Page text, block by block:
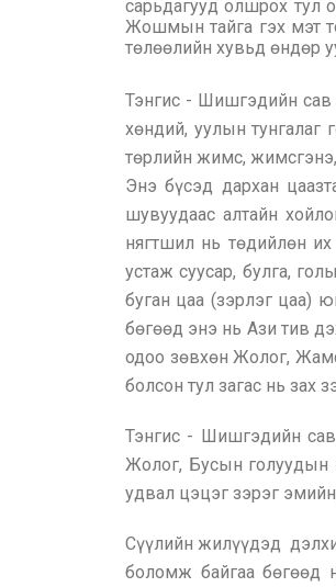
сарьдагууд олшрох тул
Жошмын тайга гэх мэт
төлөөлийн хувьд өндөр
Тэнгис - Шишгэдийн сав
хөндий, уулын тунгалаг
төрлийн жимс, жимсгэнэ,
Энэ бүсэд дархан
шувуудаас алтайн
нягтшил нь төдийлөн
устаж суусар, булга,
буган цаа (зэрлэг цаа)
бөгөөд энэ нь Ази тив
одоо зөвхөн Жолог,
болсон тул загас нь зах
Тэнгис - Шишгэдийн
Жолог, Бусын голуудын
удвал цэцэг зэрэг
Сүүлийн жилүүдэд
боломж байгаа бөгөөд